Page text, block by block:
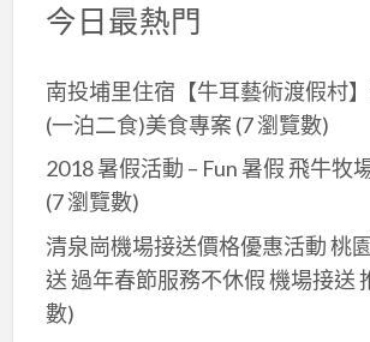
今日最熱門
南投埔里住宿【牛耳藝術渡假村
(一泊二食)美食專案 (7 瀏覽數)
2018 暑假活動 – Fun 暑假 飛牛牧
(7 瀏覽數)
清泉崗機場接送價格優惠活動 桃
送 過年春節服務不休假 機場接送
數)